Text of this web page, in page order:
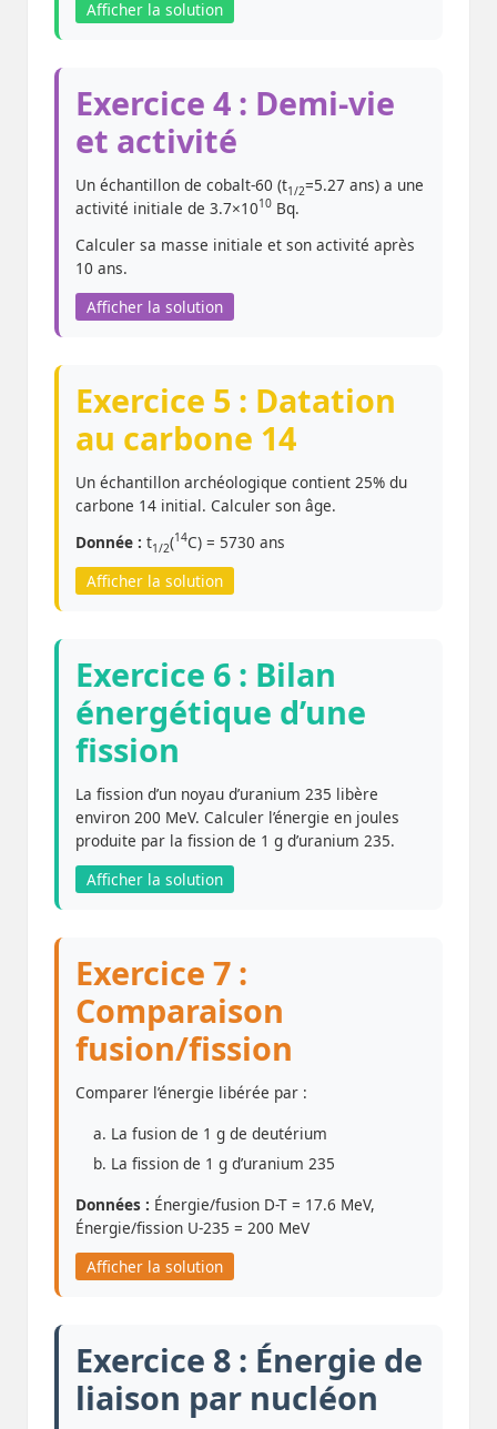
Afficher la solution
Exercice 4 : Demi-vie
et activité
Un échantillon de cobalt-60 (t1/2=5.27 ans) a une
activité initiale de 3.7×1010 Bq.
Calculer sa masse initiale et son activité après
10 ans.
Afficher la solution
Exercice 5 : Datation
au carbone 14
Un échantillon archéologique contient 25% du
carbone 14 initial. Calculer son âge.
Donnée : t1/2(14C) = 5730 ans
Afficher la solution
Exercice 6 : Bilan
énergétique d’une
fission
La fission d’un noyau d’uranium 235 libère
environ 200 MeV. Calculer l’énergie en joules
produite par la fission de 1 g d’uranium 235.
Afficher la solution
Exercice 7 :
Comparaison
fusion/fission
Comparer l’énergie libérée par :
La fusion de 1 g de deutérium
La fission de 1 g d’uranium 235
Données : Énergie/fusion D-T = 17.6 MeV,
Énergie/fission U-235 = 200 MeV
Afficher la solution
Exercice 8 : Énergie de
liaison par nucléon